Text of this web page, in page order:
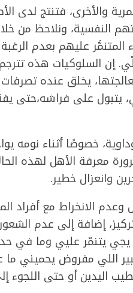
والأخرى، فتنتج لدى
النفسية، ونلاحظ من
عليهم بعدم
إن السلوكيات هذه
يخلق عنده تصرفات
يتبول على فراشه،حتى
خصوصًا أثناء نومه
معرفة الأهل لهذه
وانعزال خطير.
وعدم الانخراط مع أفراد
إضافة إلى عدم الشعور
يتنمّر عليي وما في
اللي مفروض يحميني
أو حتى اللجوء